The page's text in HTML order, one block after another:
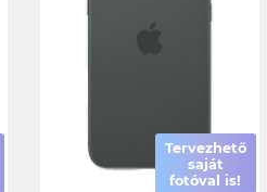
Tervezhető
saját
fotóval is!